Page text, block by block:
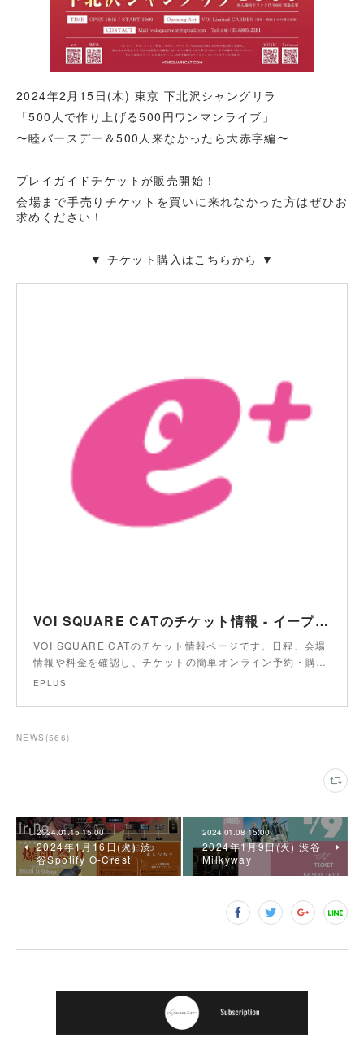
2024年2月15日(木) 東京 下北沢シャングリラ
「500人で作り上げる500円ワンマンライブ」
〜睦バースデー＆500人来なかったら大赤字編〜
プレイガイドチケットが販売開始！
会場まで手売りチケットを買いに来れなかった方はぜひお
求めください！
▼ チケット購入はこちらから ▼
VOI SQUARE CATのチケット情報 - イープラス
VOI SQUARE CATのチケット情報ページです。日程、会場
情報や料金を確認し、チケットの簡単オンライン予約・購…
EPLUS
NEWS (566)
2024.01.15 15:00
2024年1月16日(火) 渋
谷Spotify O-Crest
2024.01.08 15:00
2024年1月9日(火) 渋谷
Milkyway